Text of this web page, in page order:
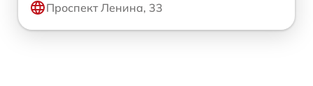
Проспект Ленина, 33